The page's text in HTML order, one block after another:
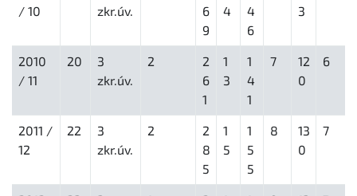
/ 10
zkr.úv.
6
9
4
4
6
3
2010
/ 11
20
3
zkr.úv.
2
2
6
1
1
3
1
4
1
7
12
0
6
2011 /
12
22
3
zkr.úv.
2
2
8
5
1
5
1
5
5
8
13
0
7